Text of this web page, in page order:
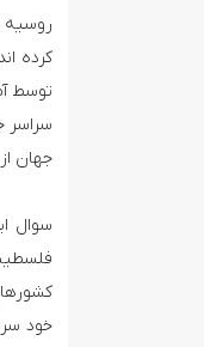
روسیه
کرده
توسط
سراسر
جهان
خود